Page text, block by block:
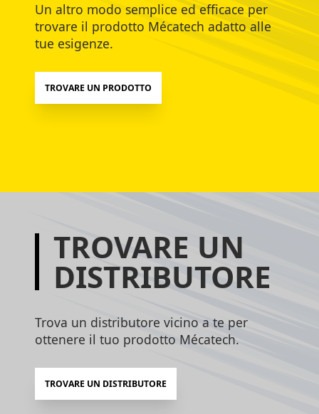
Un altro modo semplice ed efficace per
trovare il prodotto Mécatech adatto alle
tue esigenze.
TROVARE UN PRODOTTO
TROVARE UN
DISTRIBUTORE
Trova un distributore vicino a te per
ottenere il tuo prodotto Mécatech.
TROVARE UN DISTRIBUTORE